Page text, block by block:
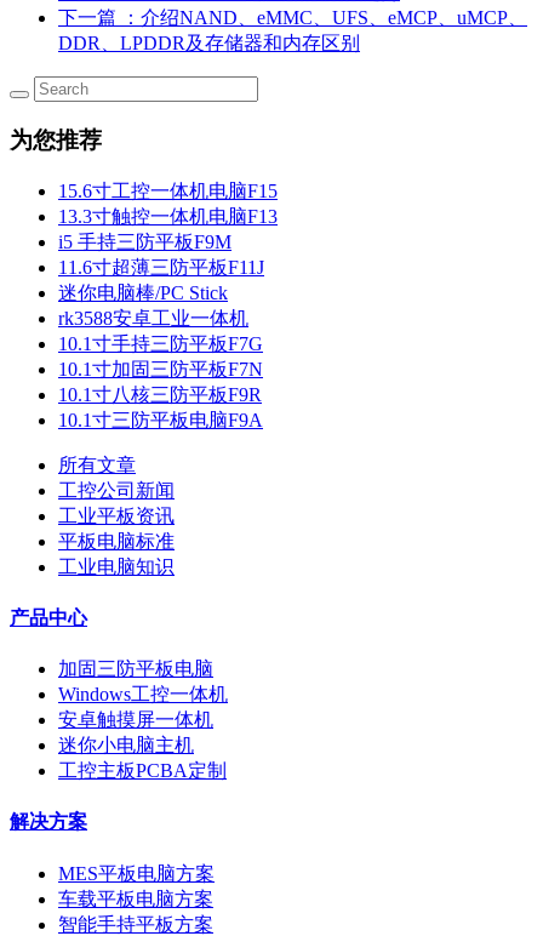
下一篇
：介绍NAND、eMMC、UFS、eMCP、uMCP、
DDR、LPDDR及存储器和内存区别
为您推荐
15.6寸工控一体机电脑F15
13.3寸触控一体机电脑F13
i5 手持三防平板F9M
11.6寸超薄三防平板F11J
迷你电脑棒/PC Stick
rk3588安卓工业一体机
10.1寸手持三防平板F7G
10.1寸加固三防平板F7N
10.1寸八核三防平板F9R
10.1寸三防平板电脑F9A
所有文章
工控公司新闻
工业平板资讯
平板电脑标准
工业电脑知识
产品中心
加固三防平板电脑
Windows工控一体机
安卓触摸屏一体机
迷你小电脑主机
工控主板PCBA定制
解决方案
MES平板电脑方案
车载平板电脑方案
智能手持平板方案